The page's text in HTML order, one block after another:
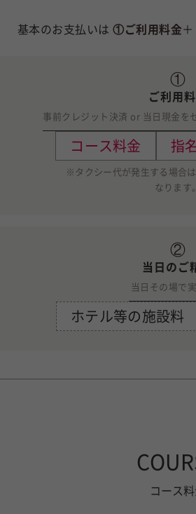
基本のお支払いは ①ご利用料金＋
①
ご利用
事前クレジット決済 or 当日現金を
コース料金 指
※タクシー代が発生する場合
なります。
②
当日のご
当日その場で
ホテル等の施設料
コース